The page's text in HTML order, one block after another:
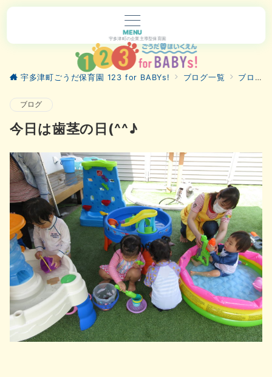
MENU
宇多津町の企業主導型保育園
宇多津町ごうだ保育園 123 for BABYs! ブログ一覧 ブログ
ブログ
今日は歯茎の日(^^♪